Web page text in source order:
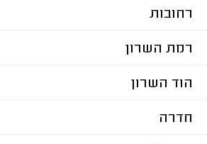
רחובות
רמת השרון
הוד השרון
חדרה